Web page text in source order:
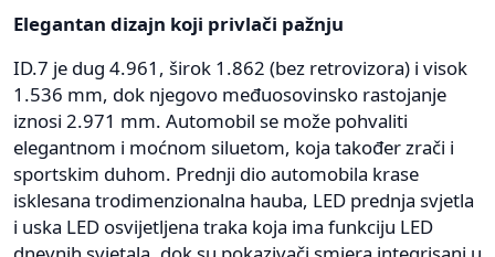
Elegantan dizajn koji privlači pažnju
ID.7 je dug 4.961, širok 1.862 (bez retrovizora) i visok
1.536 mm, dok njegovo međuosovinsko rastojanje
iznosi 2.971 mm. Automobil se može pohvaliti
elegantnom i moćnom siluetom, koja također zrači i
sportskim duhom. Prednji dio automobila krase
isklesana trodimenzionalna hauba, LED prednja svjetla
i uska LED osvijetljena traka koja ima funkciju LED